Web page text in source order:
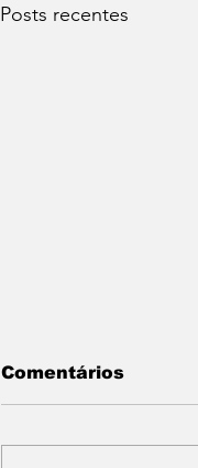
Posts recentes
Comentários